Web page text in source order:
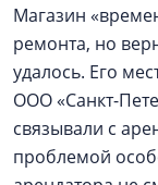
Магазин
ремонта, но
удалось. Его
ООО «Санкт-
связывали с
проблемой